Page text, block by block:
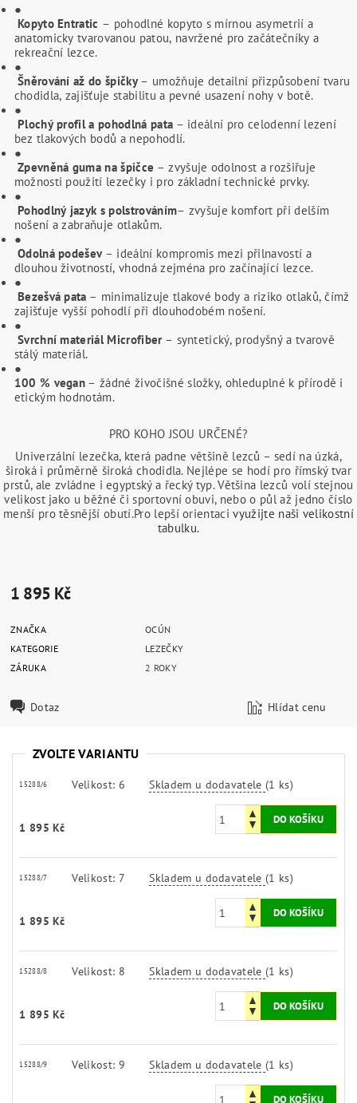
●
Kopyto Entratic – pohodlné kopyto s mírnou asymetrií a
anatomicky tvarovanou patou, navržené pro začátečníky a
rekreační lezce.
●
Šněrování až do špičky– umožňuje detailní přizpůsobení tvaru
chodidla, zajišťuje stabilitu a pevné usazení nohy v botě.
●
Plochý profil a pohodlná pata – ideální pro celodenní lezení
bez tlakových bodů a nepohodlí.
●
Zpevněná guma na špičce – zvyšuje odolnost a rozšiřuje
možnosti použití lezečky i pro základní technické prvky.
●
Pohodlný jazyk s polstrováním– zvyšuje komfort při delším
nošení a zabraňuje otlakům.
●
Odolná podešev– ideální kompromis mezi přilnavostí a
dlouhou životností, vhodná zejména pro začínající lezce.
●
Bezešvá pata – minimalizuje tlakové body a riziko otlaků, čímž
zajišťuje vyšší pohodlí při dlouhodobém nošení.
●
Svrchní materiál Microfiber– syntetický, prodyšný a tvarově
stálý materiál.
●
100 % vegan – žádné živočišné složky, ohleduplné k přírodě i
etickým hodnotám.
PRO KOHO JSOU URČENÉ?
Univerzální lezečka, která padne většině lezců – sedí na úzká,
široká i průměrně široká chodidla. Nejlépe se hodí pro římský tvar
prstů, ale zvládne i egyptský a řecký typ. Většina lezců volí stejnou
velikost jako u běžné či sportovní obuvi, nebo o půl až jedno číslo
menší pro těsnější obutí.Pro lepší orientacivyužijte naši velikostní
tabulku.
1 895 Kč
ZNAČKA
OCÚN
KATEGORIE
LEZEČKY
ZÁRUKA
2 ROKY
Dotaz Hlídat cenu
ZVOLTE VARIANTU
15288/6 Velikost: 6 Skladem u dodavatele(1 ks)
1 895 Kč
15288/7 Velikost: 7 Skladem u dodavatele(1 ks)
1 895 Kč
15288/8 Velikost: 8 Skladem u dodavatele(1 ks)
1 895 Kč
15288/9 Velikost: 9 Skladem u dodavatele(1 ks)